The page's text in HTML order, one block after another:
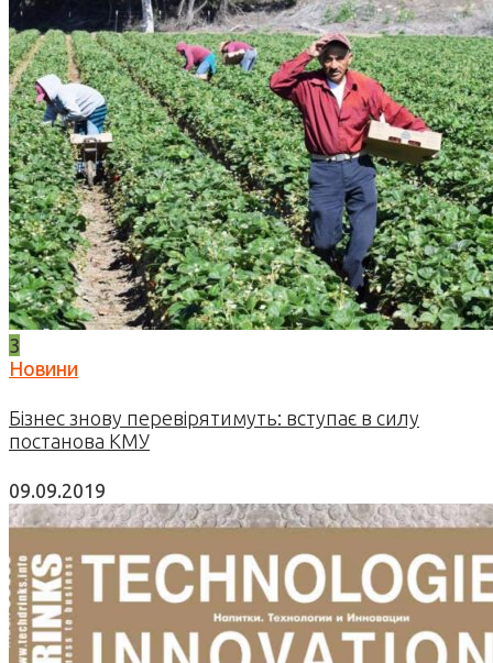
3
Новини
Бізнес знову перевірятимуть: вступає в силу
постанова КМУ
09.09.2019